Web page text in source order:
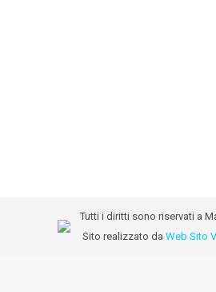
Tutti i diritti sono riservati a
Sito realizzato da Web Sito